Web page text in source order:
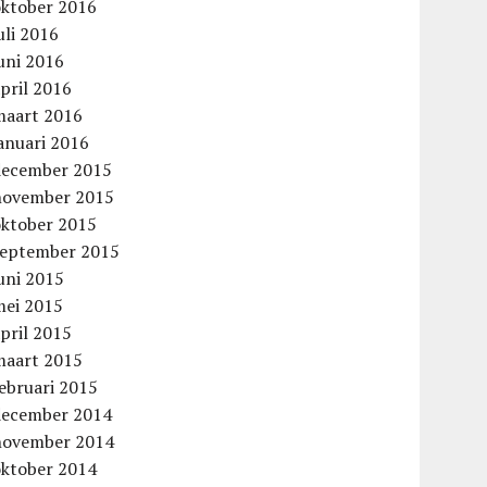
2016
2016
2016
2016
2016
2016
2015
2015
2015
2015
2015
2015
2015
2015
2015
2014
2014
2014